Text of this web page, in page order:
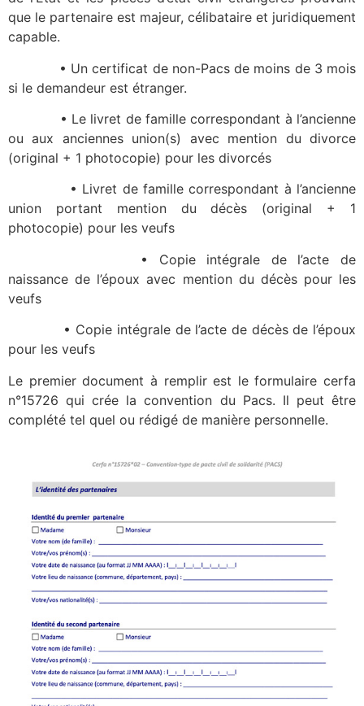
que le partenaire est majeur, célibataire et juridiquement
capable.
• Un certificat de non-Pacs de moins de 3 mois
si le demandeur est étranger.
• Le livret de famille correspondant à l’ancienne
ou aux anciennes union(s) avec mention du divorce
(original + 1 photocopie) pour les divorcés
• Livret de famille correspondant à l’ancienne
union portant mention du décès (original + 1
photocopie) pour les veufs
• Copie intégrale de l’acte de
naissance de l’époux avec mention du décès pour les
veufs
• Copie intégrale de l’acte de décès de l’époux
pour les veufs
Le premier document à remplir est le formulaire cerfa
n°15726 qui crée la convention du Pacs. Il peut être
complété tel quel ou rédigé de manière personnelle.